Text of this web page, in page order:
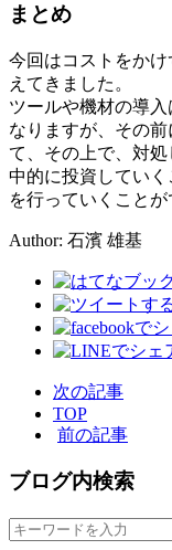
まとめ
今回はコストをか
えてきました。
ツールや機材の導
なりますが、その
て、その上で、対
中的に投資してい
を行っていくことが
Author: 石濱 雄基
次の記事
TOP
前の記事
ブログ内検索